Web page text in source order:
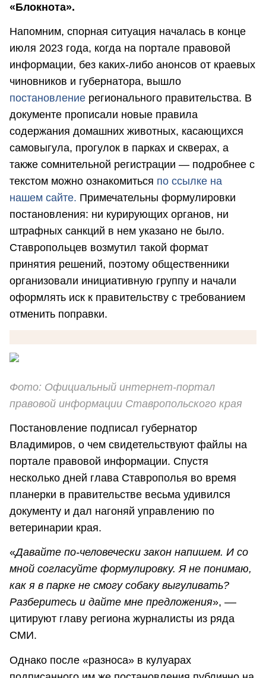
«Блокнота».
Напомним, спорная ситуация началась в конце
июля 2023 года, когда на портале правовой
информации, без каких-либо анонсов от краевых
чиновников и губернатора, вышло
постановление регионального правительства. В
документе прописали новые правила
содержания домашних животных, касающихся
самовыгула, прогулок в парках и скверах, а
также сомнительной регистрации — подробнее с
текстом можно ознакомиться по ссылке на
нашем сайте. Примечательны формулировки
постановления: ни курирующих органов, ни
штрафных санкций в нем указано не было.
Ставропольцев возмутил такой формат
принятия решений, поэтому общественники
организовали инициативную группу и начали
оформлять иск к правительству с требованием
отменить поправки.
Фото: Официальный интернет-портал
правовой информации Ставропольского края
Постановление подписал губернатор
Владимиров, о чем свидетельствуют файлы на
портале правовой информации. Спустя
несколько дней глава Ставрополья во время
планерки в правительстве весьма удивился
документу и дал нагоняй управлению по
ветеринарии края.
«Давайте по-человечески закон напишем. И со
мной согласуйте формулировку. Я не понимаю,
как я в парке не смогу собаку выгуливать?
Разберитесь и дайте мне предложения», ––
цитируют главу региона журналисты из ряда
СМИ.
Однако после «разноса» в кулуарах